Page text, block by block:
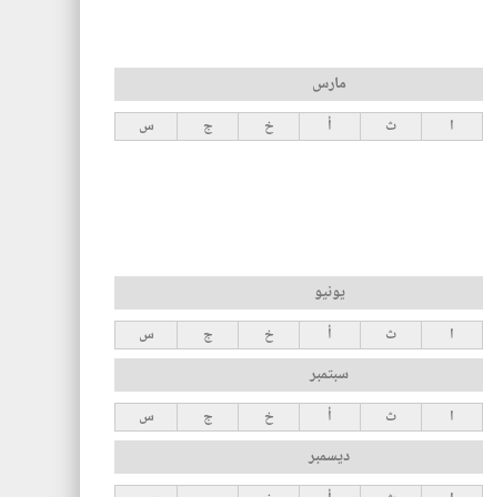
مارس
ا ث أ خ ج س
يونيو
ا ث أ خ ج س
سبتمبر
ا ث أ خ ج س
ديسمبر